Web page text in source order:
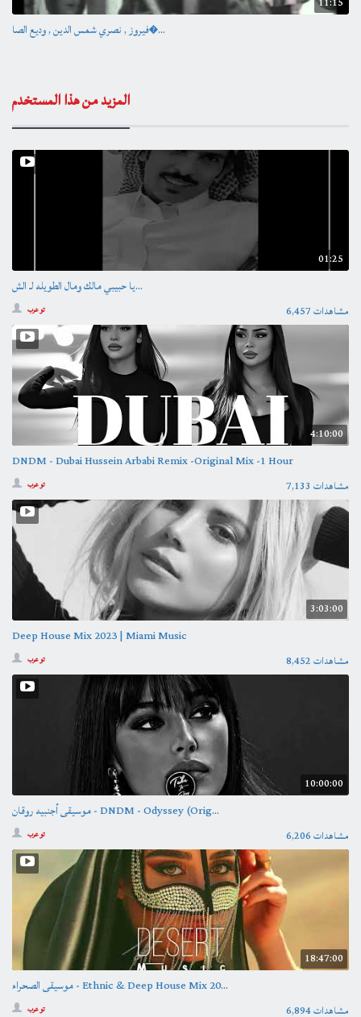
فيروز , نصري شمس الدين , وديع الصا�...
المزيد من هذا المستخدم
01:25
يا حبيبي مالك ومال الطويله لـ الش...
تو عرب 6,457 مشاهدات
4:10:00
DNDM - Dubai Hussein Arbabi Remix -Original Mix -1 Hour
تو عرب 7,133 مشاهدات
3:03:00
Deep House Mix 2023 | Miami Music
تو عرب 8,452 مشاهدات
10:00:00
موسيقى أجنبيه روقان - DNDM - Odyssey (Orig...
تو عرب 6,206 مشاهدات
18:47:00
موسيقى الصحراء - Ethnic & Deep House Mix 20...
تو عرب 6,894 مشاهدات